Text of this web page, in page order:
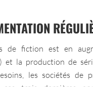
de fiction est en
et la production de
les sociétés de